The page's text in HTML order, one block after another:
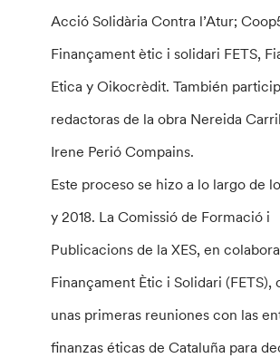
Acció Solidària Contra l’Atur;
Finançament ètic i solidari FETS,
Etica y Oikocrèdit. También
redactoras de la obra Nereida
Irene Perió Compains.
Este proceso se hizo a lo largo de
y 2018. La Comissió de Formació i
Publicacions de la XES, en
Finançament Ètic i Solidari (FETS),
unas primeras reuniones con las
finanzas éticas de Cataluña para